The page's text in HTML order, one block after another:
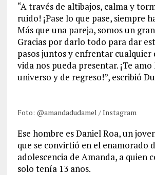
“A través de altibajos, calma y
ruido! ¡Pase lo que pase, siempre
Más que una pareja, somos un
Gracias por darlo todo para dar
pasos juntos y enfrentar cualquier
vida nos pueda presentar. ¡Te amo
universo y de regreso!”, escribió
Foto: @amandadudamel / Instagram
Ese hombre es Daniel Roa, un
que se convirtió en el enamorado
adolescencia de Amanda, a quien
solo tenía 13 años.